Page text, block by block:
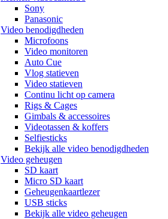
Sony
Panasonic
Video benodigdheden
Microfoons
Video monitoren
Auto Cue
Vlog statieven
Video statieven
Continu licht op camera
Rigs & Cages
Gimbals & accessoires
Videotassen & koffers
Selfiesticks
Bekijk alle video benodigdheden
Video geheugen
SD kaart
Micro SD kaart
Geheugenkaartlezer
USB sticks
Bekijk alle video geheugen